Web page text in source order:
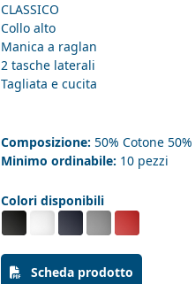
CLASSICO
Collo alto
Manica a raglan
2 tasche laterali
Tagliata e cucita
Composizione: 50% Cotone
Minimo ordinabile: 10 pezzi
Colori disponibili
Scheda prodotto